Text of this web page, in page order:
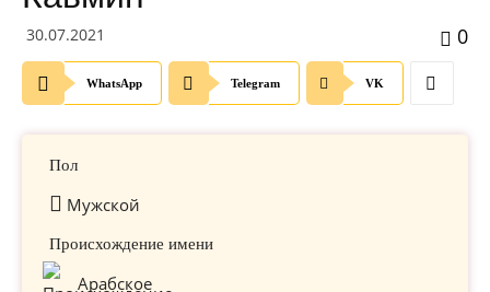
30.07.2021 0
WhatsApp Telegram VK
Пол
Мужской
Происхождение имени
Арабское